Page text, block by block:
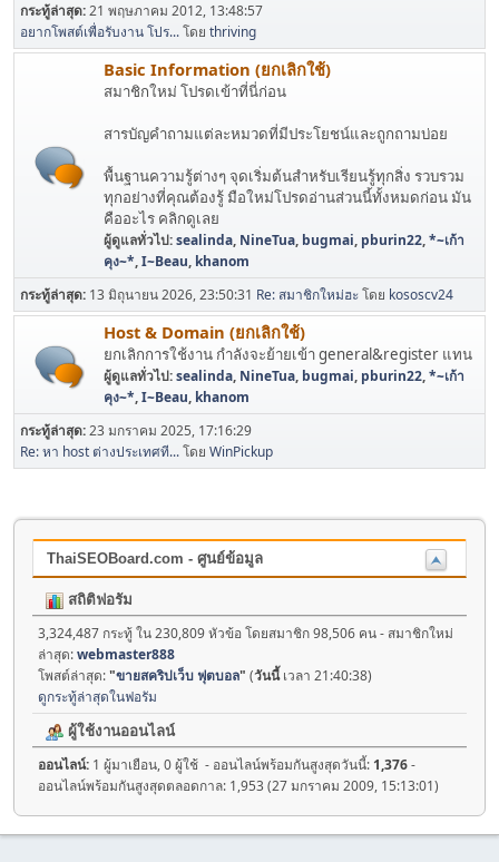
กระทู้ล่าสุด:21 พฤษภาคม 2012, 13:48:57
อยากโพสต์เพื่อรับงาน โปร...โดย thriving
Basic Information (ยกเลิกใช้)
สมาชิกใหม่ โปรดเข้าที่นี่ก่อน
สารบัญคำถามแต่ละหมวดที่มีประโยชน์และถูกถามบ่อย
พื้นฐานความรู้ต่างๆ จุดเริ่มต้นสำหรับเรียนรู้ทุกสิ่ง รวบรวม
ทุกอย่างที่คุณต้องรู้ มือใหม่โปรดอ่านส่วนนี้ทั้งหมดก่อน มัน
คืออะไร คลิกดูเลย
ผู้ดูแลทั่วไป:sealinda, NineTua, bugmai, pburin22,*~เก้า
คุง~*,I~Beau, khanom
กระทู้ล่าสุด: 13 มิถุนายน 2026, 23:50:31 Re: สมาชิกใหม่ฮะโดย kososcv24
Host & Domain (ยกเลิกใช้)
ยกเลิกการใช้งาน กำลังจะย้ายเข้า general&register แทน
ผู้ดูแลทั่วไป:sealinda, NineTua, bugmai, pburin22,*~เก้า
คุง~*,I~Beau, khanom
กระทู้ล่าสุด:23 มกราคม 2025, 17:16:29
Re: หา host ต่างประเทศที...โดย WinPickup
ThaiSEOBoard.com - ศูนย์ข้อมูล
สถิติฟอรัม
3,324,487 กระทู้ ใน 230,809 หัวข้อ โดยสมาชิก 98,506 คน - สมาชิกใหม่
ล่าสุด:webmaster888
โพสต์ล่าสุด:"ขายสคริปเว็บ ฟุตบอล" (วันนี้เวลา 21:40:38)
ดูกระทู้ล่าสุดในฟอรัม
ผู้ใช้งานออนไลน์
ออนไลน์: 1 ผู้มาเยือน, 0 ผู้ใช้ - ออนไลน์พร้อมกันสูงสุดวันนี้: 1,376-
ออนไลน์พร้อมกันสูงสุดตลอดกาล: 1,953 (27 มกราคม 2009, 15:13:01)